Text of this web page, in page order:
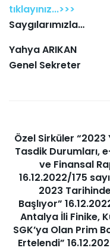
tıklayınız...>>>
Saygılarımızla…
Yahya ARIKAN
Genel Sekreter
Özel Sirküler
Tasdik Durumları,
ve Finansal
16.12.2022/175
2023
Başlıyor”
Antalya İli Finike,
SGK’ya Olan Prim
Ertelendi”